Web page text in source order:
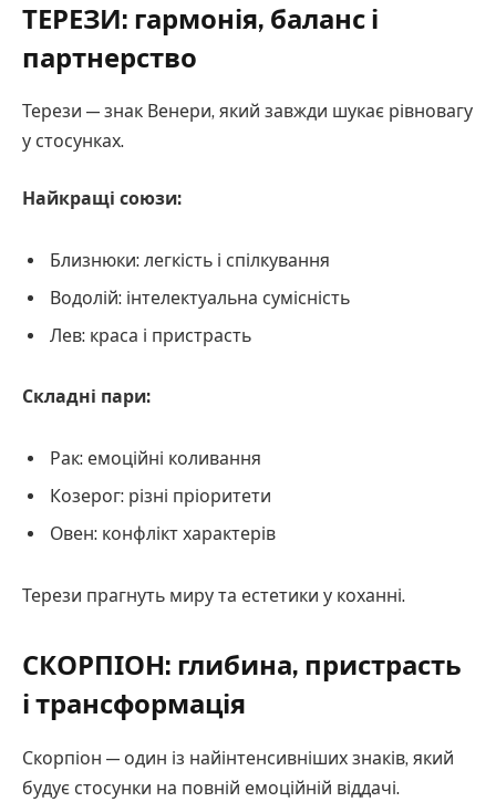
ТЕРЕЗИ: гармонія, баланс і
партнерство
Терези — знак Венери, який завжди шукає рівновагу
у стосунках.
Найкращі союзи:
Близнюки: легкість і спілкування
Водолій: інтелектуальна сумісність
Лев: краса і пристрасть
Складні пари:
Рак: емоційні коливання
Козерог: різні пріоритети
Овен: конфлікт характерів
Терези прагнуть миру та естетики у коханні.
СКОРПІОН: глибина, пристрасть
і трансформація
Скорпіон — один із найінтенсивніших знаків, який
будує стосунки на повній емоційній віддачі.